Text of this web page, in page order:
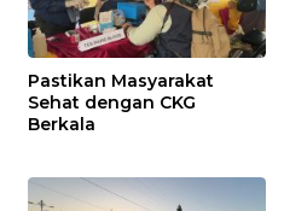
Pastikan Masyarakat
Sehat dengan CKG
Berkala